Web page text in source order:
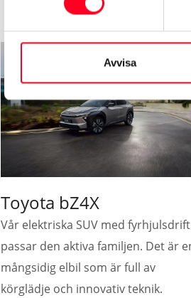
Avvisa
Toyota bZ4X
Vår elektriska SUV med fyrhjulsdrift
passar den aktiva familjen. Det är
mångsidig elbil som är full av
körglädje och innovativ teknik.